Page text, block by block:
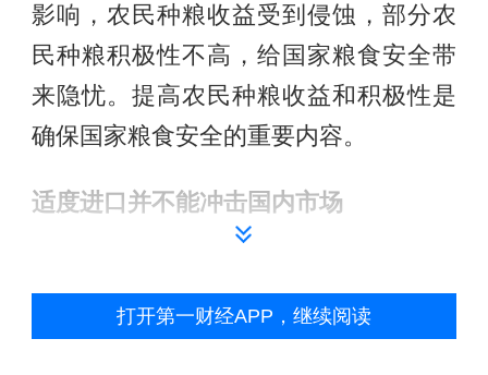
影响，农民种粮收益受到侵蚀，部分农
民种粮积极性不高，给国家粮食安全带
来隐忧。提高农民种粮收益和积极性是
确保国家粮食安全的重要内容。
适度进口 并不能冲击国内市场
玉米、大米、高粱进口量均同比下降严
打开第一财经APP，继续阅读